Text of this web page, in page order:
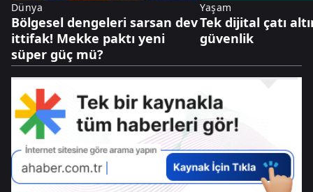
Dünya
Bölgesel dengeleri sarsan dev
ittifak! Mekke paktı yeni
süper güç mü?
Yaşam
Tek dijital çatı
güvenlik